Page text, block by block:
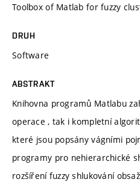
Toolbox of Matlab for fuzzy
DRUH
Software
ABSTRAKT
Knihovna programů Matlabu
operace , tak i kompletní
které jsou popsány vágními
programy pro nehierarchické
rozšíření fuzzy shlukování